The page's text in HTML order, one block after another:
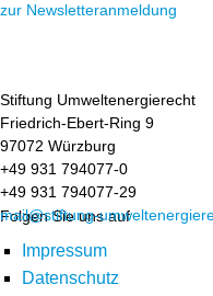
zur Newsletteranmeldung
Stiftung Umweltenergierecht
Friedrich-Ebert-Ring 9
97072 Würzburg
+49 931 794077-0
+49 931 794077-29
mail@stiftung-
Folgen Sie uns auf
Impressum
Datenschutz